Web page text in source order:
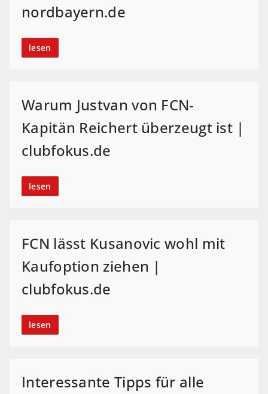
nordbayern.de
lesen
Warum Justvan von FCN-
Kapitän Reichert überzeugt ist |
clubfokus.de
lesen
FCN lässt Kusanovic wohl mit
Kaufoption ziehen |
clubfokus.de
lesen
Interessante Tipps für alle